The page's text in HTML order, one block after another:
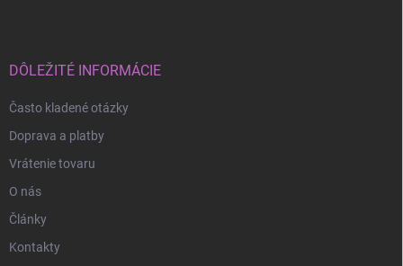
DÔLEŽITÉ INFORMÁCIE
Často kladené otázky
Doprava a platby
Vrátenie tovaru
O nás
Články
Kontakty